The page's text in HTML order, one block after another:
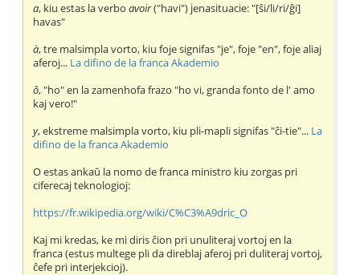
a, kiu estas la verboavoir("havi") jenasituacie: "[ŝi/li/ri/ĝi]
havas"
à, tre malsimpla vorto, kiu foje signifas "je", foje "en", foje aliaj
aferoj... La difino de la franca Akademio
ô, "ho" en la zamenhofa frazo "ho vi, granda fonto de l' amo
kaj vero!"
y, ekstreme malsimpla vorto, kiu pli-mapli signifas "ĉi-tie"... La
difino de la franca Akademio
O estas ankaŭ la nomo de franca ministro kiu zorgas pri
ciferecaj teknologioj:
https://fr.wikipedia.org/wiki/C%C3%A9dric_O
Kaj mi kredas, ke mi diris ĉion pri unuliteraj vortoj en la
franca (estus multege pli da direblaj aferoj pri duliteraj vortoj,
ĉefe pri interjekcioj).